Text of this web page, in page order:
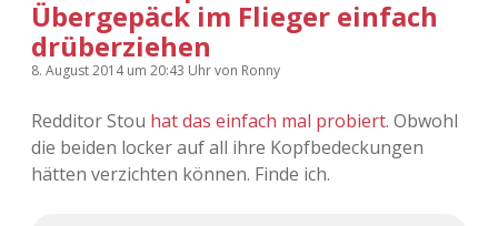
kfmw.stuff
Nur mal so
Adventskalender
Adventskalender 2011
Übergepäck im Flieger einfach
drüberziehen
8. August 2014um 20:43 Uhrvon Ronny
Redditor Stou hat das einfach mal probiert. Obwohl
die beiden locker auf all ihre Kopfbedeckungen
hätten verzichten können. Finde ich.